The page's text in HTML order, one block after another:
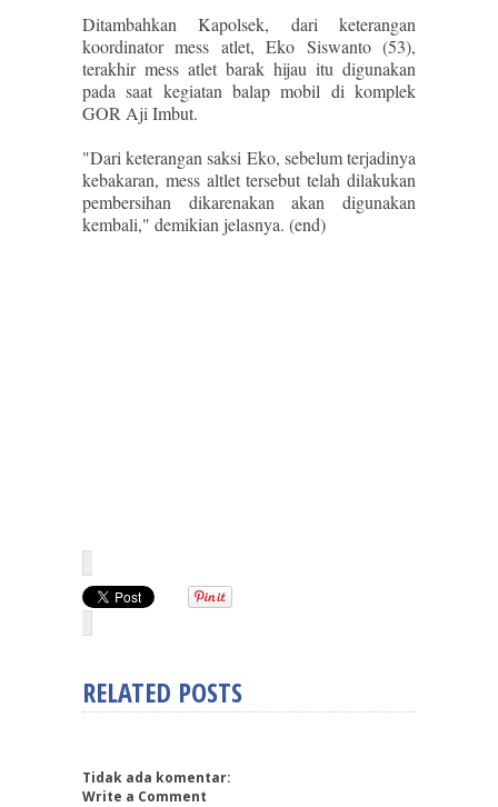
Ditambahkan Kapolsek, dari keterangan
koordinator mess atlet, Eko Siswanto (53),
terakhir mess atlet barak hijau itu digunakan
pada saat kegiatan balap mobil di komplek
GOR Aji Imbut.
"Dari keterangan saksi Eko, sebelum terjadinya
kebakaran, mess altlet tersebut telah dilakukan
pembersihan dikarenakan akan digunakan
kembali," demikian jelasnya. (end)
RELATED POSTS
Tidak ada komentar:
Write a Comment